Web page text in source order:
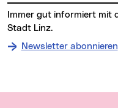
Stadt Linz.
Newsletter abonnieren